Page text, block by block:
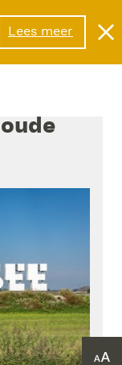
Lees meer
Menu